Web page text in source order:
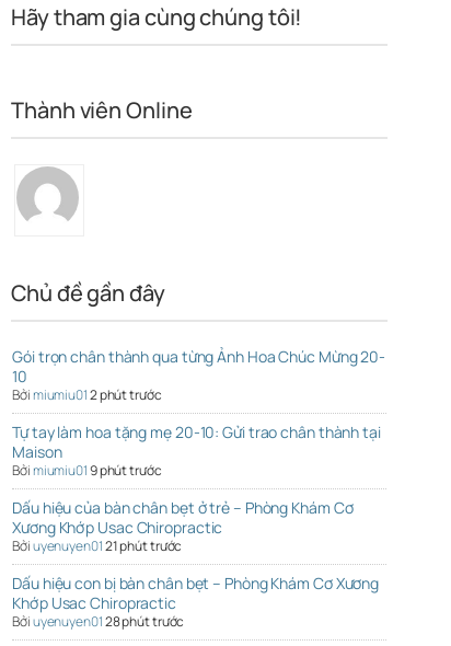
Hãy tham gia cùng chúng tôi!
Thành viên Online
Chủ đề gần đây
Gói trọn chân thành qua từng Ảnh Hoa Chúc Mừng 20-
10
Bởimiumiu012 phút trước
Tự tay làm hoa tặng mẹ 20-10: Gửi trao chân thành tại
Maison
Bởimiumiu019 phút trước
Dấu hiệu của bàn chân bẹt ở trẻ – Phòng Khám Cơ
Xương Khớp Usac Chiropractic
Bởiuyenuyen0121 phút trước
Dấu hiệu con bị bàn chân bẹt – Phòng Khám Cơ Xương
Khớp Usac Chiropractic
Bởiuyenuyen0128 phút trước